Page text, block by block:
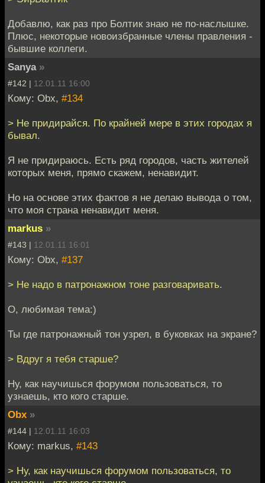
Добавлю, как раз про Болтик знаю не по-наслышке.
Плюс, некоторые новоизбранные члены правления -
бывшие коллеги.
Sanya »
#142 | 12.01.11 16:00
Кому: Obx, #134
> Не придирайся. По крайней мере в этих городах я
бывал.
Я не придираюсь. Есть ряд городов, часть жителей
которых меня, прямо скажем, ненавидит.
Но на основе этих фактов я не делаю вывода о том,
что моя страна ненавидит меня.
markus »
#143 | 12.01.11 16:01
Кому: Obx, #137
> Не надо в патронажном тоне разговаривать.
О, любимая тема:)
Ты где патронажный тон узрел, в буковках на экране?
> Вдруг я тебя старше?
Ну, как научишься форумом пользоваться, то
узнаешь, кто кого старше.
Obx »
#144 | 12.01.11 16:03
Кому: markus, #143
> Ну, как научишься форумом пользоваться, то